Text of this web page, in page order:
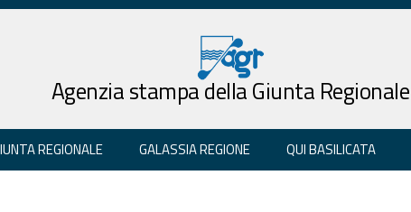
Agenzia stampa della Giunta Regionale
REGIONALE GALASSIA REGIONE QUI BASILICATA